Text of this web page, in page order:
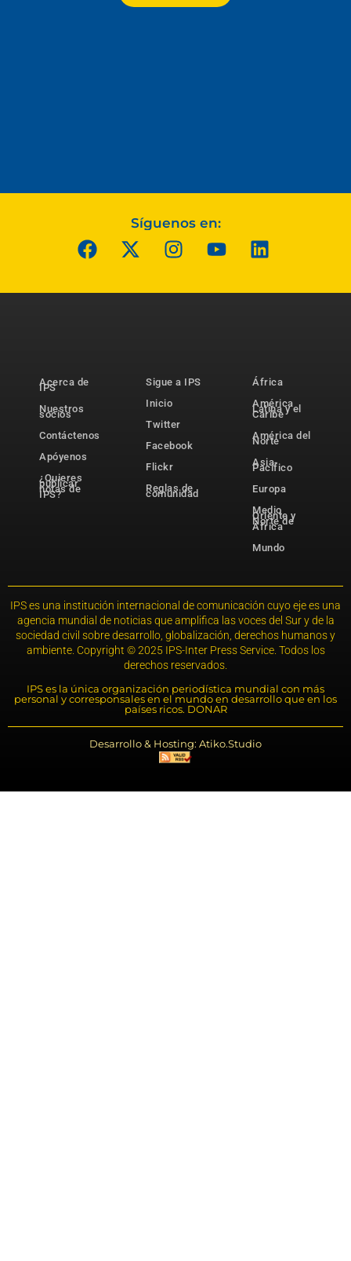
Síguenos en:
Acerca de
IPS
Nuestros
socios
Contáctenos
Apóyenos
¿Quieres
publicar
notas de
IPS?
Sigue a IPS
Inicio
Twitter
Facebook
Flickr
Reglas de
comunidad
África
América
Latina y el
Caribe
América del
Norte
Asia-
Pacífico
Europa
Medio
Oriente y
Norte de
África
Mundo
IPS es una institución internacional de comunicación cuyo eje es una
agencia mundial de noticias que amplifica las voces del Sur y de la
sociedad civil sobre desarrollo, globalización, derechos humanos y
ambiente. Copyright © 2025 IPS-Inter Press Service. Todos los
derechos reservados.
IPS es la única organización periodística mundial con más
personal y corresponsales en el mundo en desarrollo que en los
países ricos. DONAR
Desarrollo & Hosting: Atiko.Studio